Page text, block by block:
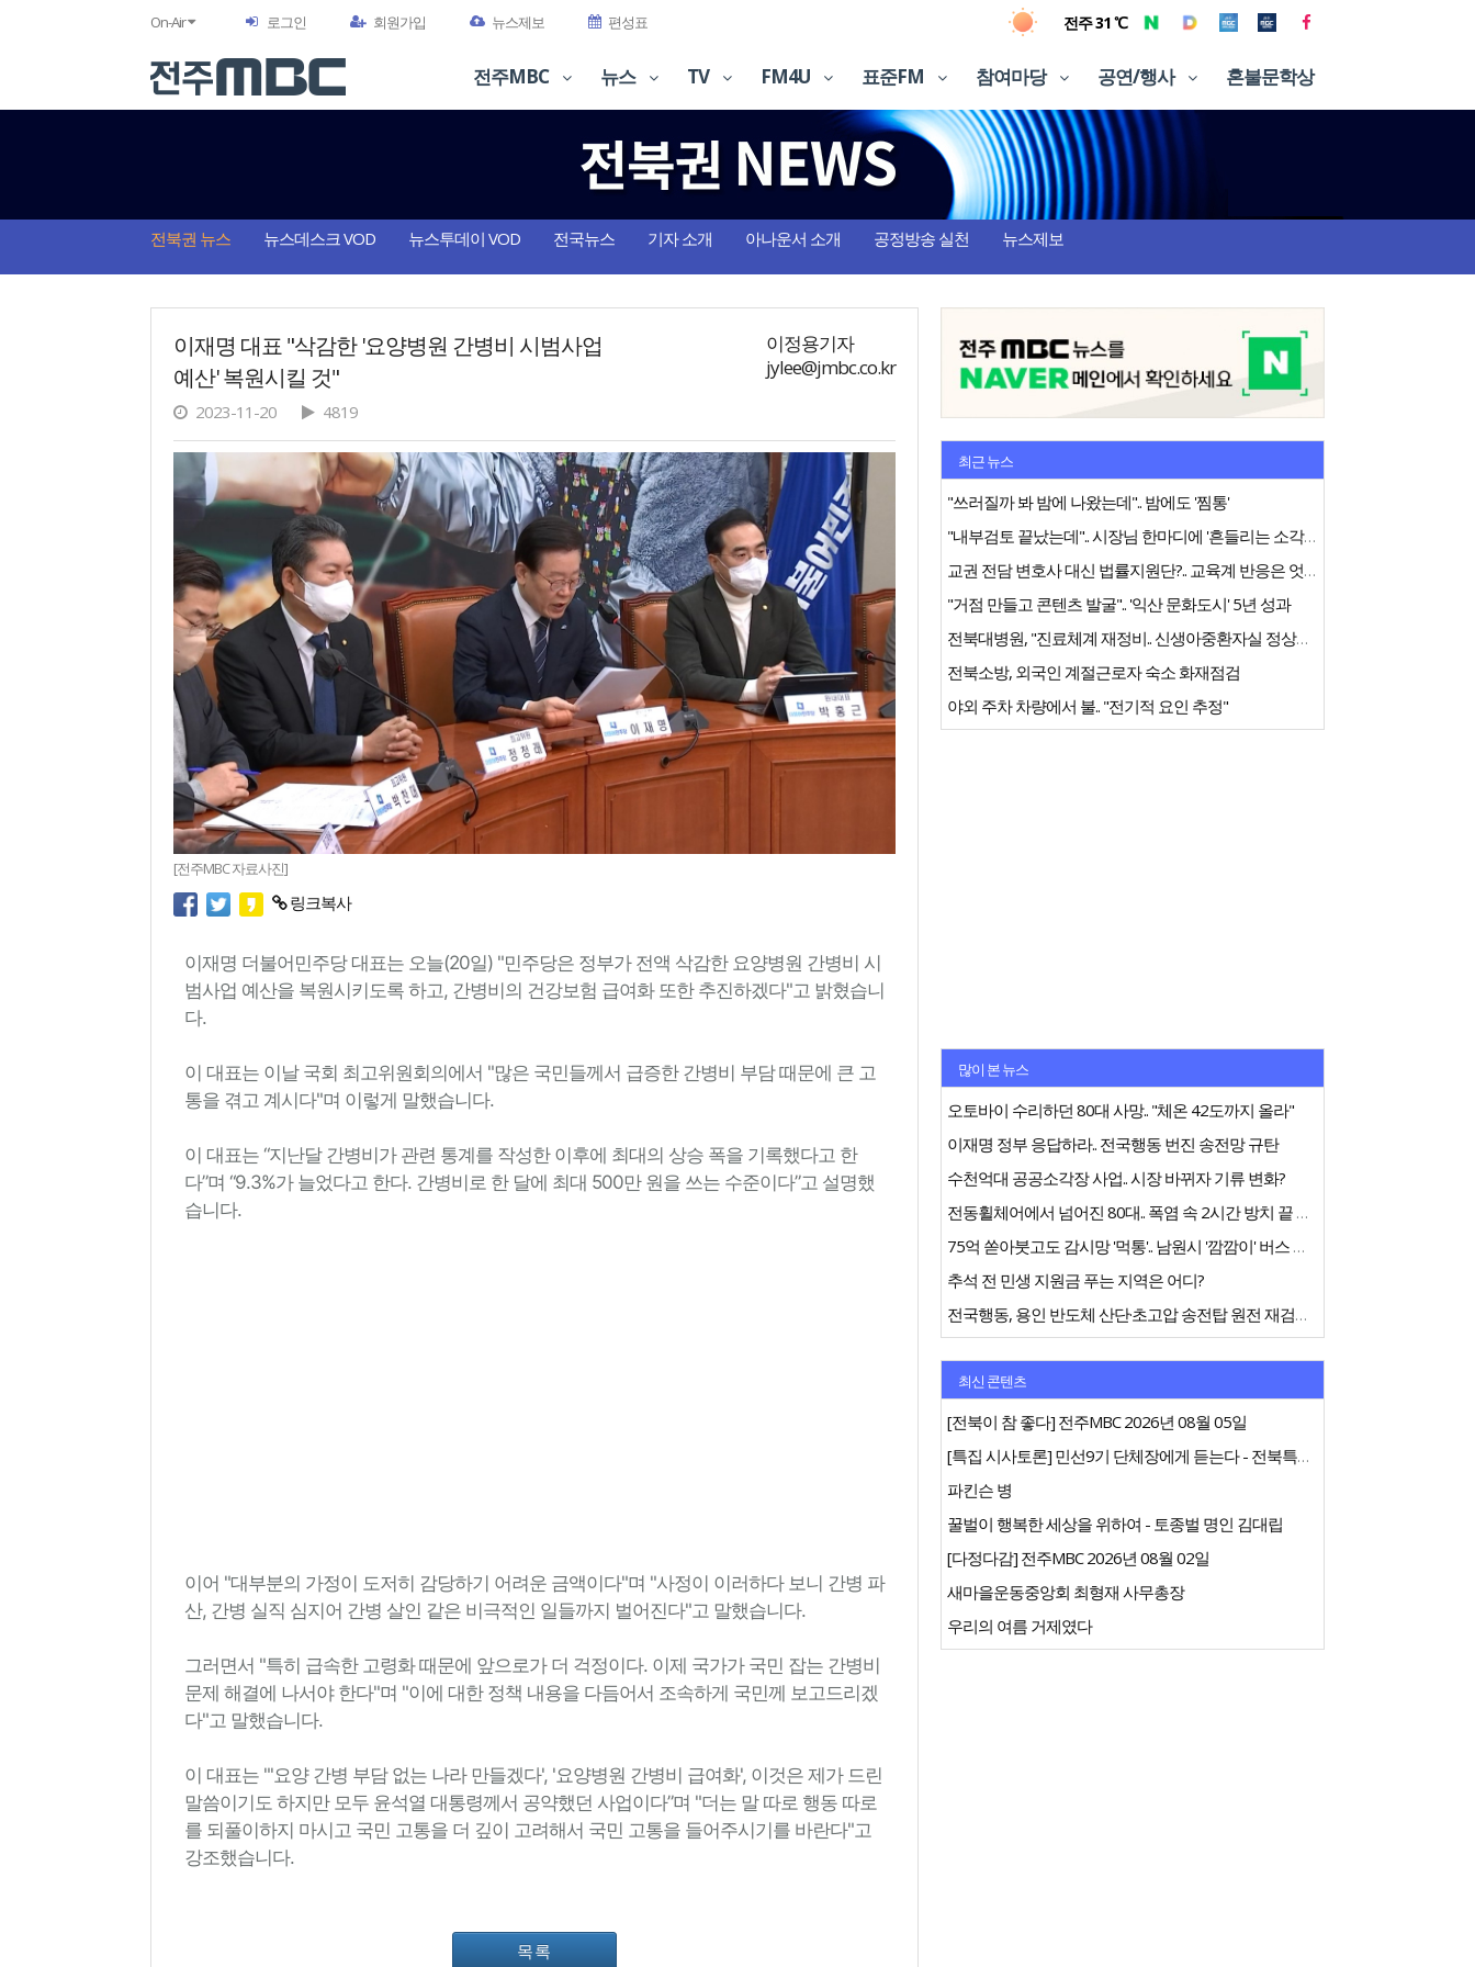
On-Air 로그인 회원가입 뉴스제보 편성표 전주 31 ℃
전주MBC 뉴스 TV FM4U 표준FM 참여마당 공연/행사 혼불문학상
전북권 뉴스 뉴스데스크 VOD 뉴스투데이 VOD 전국뉴스 기자 소개 아나운서 소개 공정방송 실천 뉴스제보
이재명 대표 "삭감한 '요양병원 간병비 시범사업
예산' 복원시킬 것"
2023-11-20 4819
이정용기자
jylee@jmbc.co.kr
[전주MBC 자료사진]
링크복사
이재명 더불어민주당 대표는 오늘(20일) "민주당은 정부가 전액 삭감한 요양병원 간병비 시
범사업 예산을 복원시키도록 하고, 간병비의 건강보험 급여화 또한 추진하겠다"고 밝혔습니
다.
이 대표는 이날 국회 최고위원회의에서 "많은 국민들께서 급증한 간병비 부담 때문에 큰 고
통을 겪고 계시다"며 이렇게 말했습니다.
이 대표는 “지난달 간병비가 관련 통계를 작성한 이후에 최대의 상승 폭을 기록했다고 한
다”며 “9.3%가 늘었다고 한다. 간병비로 한 달에 최대 500만 원을 쓰는 수준이다”고 설명했
습니다.
이어 "대부분의 가정이 도저히 감당하기 어려운 금액이다"며 "사정이 이러하다 보니 간병 파
산, 간병 실직 심지어 간병 살인 같은 비극적인 일들까지 벌어진다"고 말했습니다.
그러면서 "특히 급속한 고령화 때문에 앞으로가 더 걱정이다. 이제 국가가 국민 잡는 간병비
문제 해결에 나서야 한다"며 "이에 대한 정책 내용을 다듬어서 조속하게 국민께 보고드리겠
다"고 말했습니다.
이 대표는 "'요양 간병 부담 없는 나라 만들겠다', '요양병원 간병비 급여화', 이것은 제가 드린
말씀이기도 하지만 모두 윤석열 대통령께서 공약했던 사업이다”며 "더는 말 따로 행동 따로
를 되풀이하지 마시고 국민 고통을 더 깊이 고려해서 국민 고통을 들어주시기를 바란다"고
강조했습니다.
목록
최근 뉴스
"쓰러질까 봐 밤에 나왔는데".. 밤에도 '찜통'
"내부검토 끝났는데".. 시장님 한마디에 '흔들리는 소각장'
교권 전담 변호사 대신 법률지원단?.. 교육계 반응은 엇갈려
"거점 만들고 콘텐츠 발굴".. '익산 문화도시' 5년 성과
전북대병원, "진료체계 재정비.. 신생아중환자실 정상화 노력"
전북소방, 외국인 계절근로자 숙소 화재점검
야외 주차 차량에서 불.. "전기적 요인 추정"
많이 본 뉴스
오토바이 수리하던 80대 사망.. "체온 42도까지 올라"
이재명 정부 응답하라.. 전국행동 번진 송전망 규탄
수천억대 공공소각장 사업.. 시장 바뀌자 기류 변화?
전동휠체어에서 넘어진 80대.. 폭염 속 2시간 방치 끝 숨져
75억 쏟아붓고도 감시망 '먹통'.. 남원시 '깜깜이' 버스 행정
추석 전 민생 지원금 푸는 지역은 어디?
전국행동, 용인 반도체 산단·초고압 송전탑 원전 재검토 촉구
최신 콘텐츠
[전북이 참 좋다] 전주MBC 2026년 08월 05일
[특집 시사토론] 민선9기 단체장에게 듣는다 - 전북특별자치도지사
파킨슨 병
꿀벌이 행복한 세상을 위하여 - 토종벌 명인 김대립
[다정다감] 전주MBC 2026년 08월 02일
새마을운동중앙회 최형재 사무총장
우리의 여름 거제였다